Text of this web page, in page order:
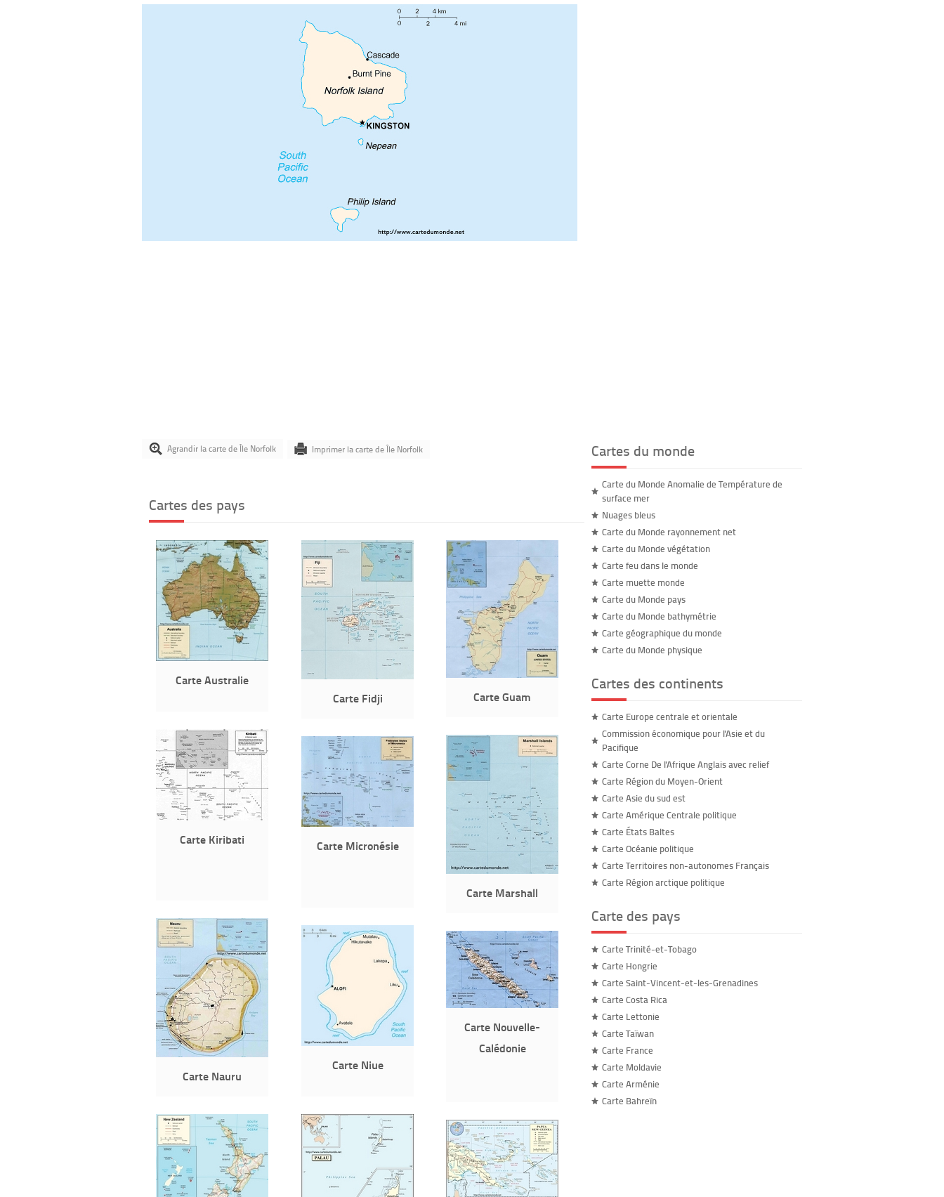
Agrandir la carte de Île Norfolk Imprimer la carte de Île Norfolk
Cartes des pays
Carte Australie
Carte Fidji
Carte Guam
Carte Kiribati
Carte Marshall
Carte Micronésie
Carte Nauru
Carte Niue
Carte Nouvelle-
Calédonie
Cartes du monde
Carte du Monde Anomalie de Température de
surface mer
Nuages bleus
Carte du Monde rayonnement net
Carte du Monde végétation
Carte feu dans le monde
Carte muette monde
Carte du Monde pays
Carte du Monde bathymétrie
Carte géographique du monde
Carte du Monde physique
Cartes des continents
Carte Europe centrale et orientale
Commission économique pour l'Asie et du
Pacifique
Carte Corne De l'Afrique Anglais avec relief
Carte Région du Moyen-Orient
Carte Asie du sud est
Carte Amérique Centrale politique
Carte États Baltes
Carte Océanie politique
Carte Territoires non-autonomes Français
Carte Région arctique politique
Carte des pays
Carte Trinité-et-Tobago
Carte Hongrie
Carte Saint-Vincent-et-les-Grenadines
Carte Costa Rica
Carte Lettonie
Carte Taïwan
Carte France
Carte Moldavie
Carte Arménie
Carte Bahreïn